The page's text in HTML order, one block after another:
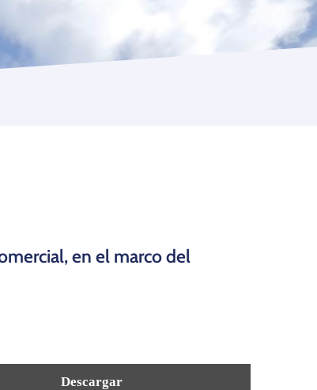
en el marco del
Descargar